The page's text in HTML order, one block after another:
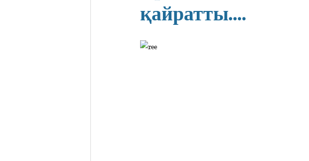
қайратты....